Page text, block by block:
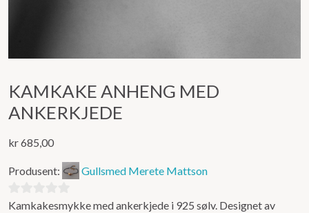
KAMKAKE ANHENG MED
ANKERKJEDE
kr685,00
Produsent: Gullsmed Merete Mattson
0
Kamkakesmykke med ankerkjede i 925 sølv. Designet av